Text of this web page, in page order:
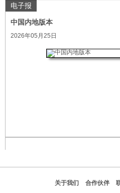
电子报
中国内地版本
2026年05月25日
关于我们 合作伙伴